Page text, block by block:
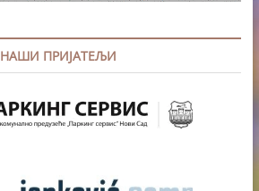
НАШИ ПРИЈАТЕЉИ